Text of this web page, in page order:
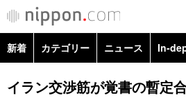
新着 カテゴリー ニュース In-
政治・外交
イラン交渉筋が覚書の暫定